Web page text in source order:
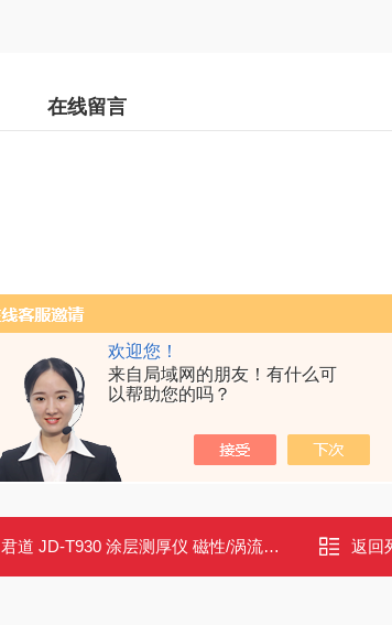
欢迎您！
来自局域网的朋友！有什么可
以帮助您的吗？
在线留言
君道 JD-T930 涂层测厚仪 磁性/涡流两用 便携式高精度镀层厚度检测仪 返回